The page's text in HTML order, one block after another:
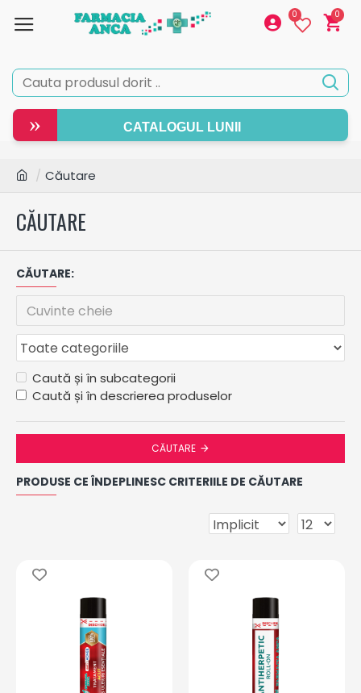
0 0
» CATALOGUL LUNII
Căutare
CĂUTARE
CĂUTARE:
Caută și în subcategorii
Caută și în descrierea produselor
CĂUTARE
PRODUSE CE ÎNDEPLINESC CRITERIILE DE CĂUTARE